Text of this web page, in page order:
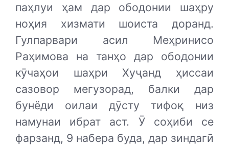
паҳлуи ҳам дар ободонии шаҳру
ноҳия хизмати шоиста доранд.
Гулпарвари асил Меҳринисо
Раҳимова на танҳо дар ободонии
кӯчаҳои шаҳри Хуҷанд ҳиссаи
сазовор мегузорад, балки дар
бунёди оилаи дӯсту тифоқ низ
намунаи ибрат аст. Ӯ соҳиби се
фарзанд, 9 набера буда, дар зиндагӣ